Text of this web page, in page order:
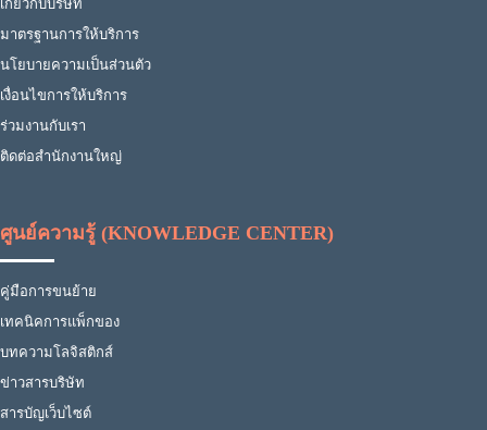
เกี่ยวกับบริษัท
มาตรฐานการให้บริการ
นโยบายความเป็นส่วนตัว
เงื่อนไขการให้บริการ
ร่วมงานกับเรา
ติดต่อสำนักงานใหญ่
ศูนย์ความรู้ (KNOWLEDGE CENTER)
คู่มือการขนย้าย
เทคนิคการแพ็กของ
บทความโลจิสติกส์
ข่าวสารบริษัท
สารบัญเว็บไซต์